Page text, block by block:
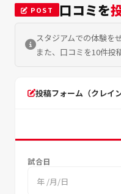
POST 口コミを
スタジアムでの体験を
また、口コミを10件投
投稿フォーム（クレイ
試合日
年 /月/日